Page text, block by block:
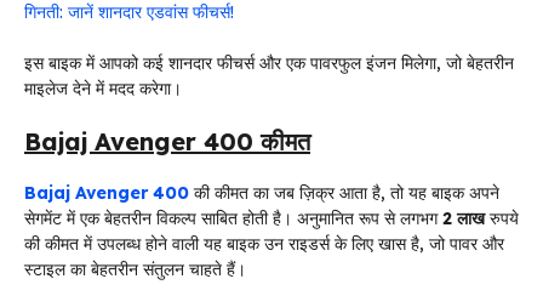
गिनती: जानें शानदार एडवांस फीचर्स!
इस बाइक में आपको कई शानदार फीचर्स और एक पावरफुल इंजन मिलेगा, जो बेहतरीन
माइलेज देने में मदद करेगा।
Bajaj Avenger 400 कीमत
Bajaj Avenger 400 की कीमत का जब ज़िक्र आता है, तो यह बाइक अपने
सेगमेंट में एक बेहतरीन विकल्प साबित होती है। अनुमानित रूप से लगभग2 लाखरुपये
की कीमत में उपलब्ध होने वाली यह बाइक उन राइडर्स के लिए खास है, जो पावर और
स्टाइल का बेहतरीन संतुलन चाहते हैं।